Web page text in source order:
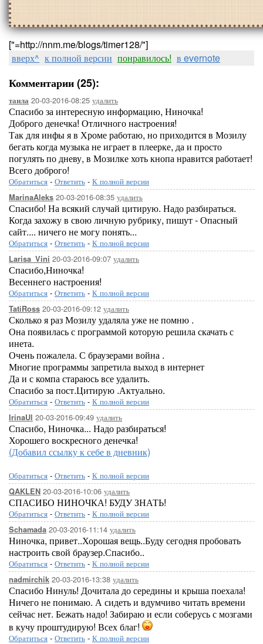
["=http://nnm.me/blogs/timer128/"]
вверх^ к полной версии понравилось! в evernote
Комментарии (25):
таила 20-03-2016-08:25 удалить
Спасибо за интересную информацию, Ниночка!
Доброго денечка! Отличного настроения!
Так для инфы я в Хроме работаю, но приходится в Мозилу
бегать когда музыка не играет в плеерке, да и просто
погулять по дневу, в Мозилке хоть кнопа нравится работает!
Всего доброго!
Обратиться - Ответить - К полной версии
MarinaAleks 20-03-2016-08:35 удалить
Спасибо! На всякий случай цитирую. Надо разбираться.
Когда захожу в свою личную рубрику, пишут - Опасный
сайт.... ничего не могу понять...
Обратиться - Ответить - К полной версии
Larisa_Vini 20-03-2016-09:07 удалить
Спасибо,Ниночка!
Весеннего настроения!
Обратиться - Ответить - К полной версии
TatiRoss 20-03-2016-09:12 удалить
Сколько я раз Мозилу удаляла уже не помню .
Она появилась с программой которую решила скачать с
инета.
Очень пожалела. С браузерами война .
Многие программы запретила выход в интернет
Да и с компа стараюсь все удалить.
Спасибо за пост.Цитирую .Актуально.
Обратиться - Ответить - К полной версии
IrinaUl 20-03-2016-09:49 удалить
Спасибо, Ниночка... Надо разбираться!
Хорошего воскресного денечка!
(Добавил ссылку к себе в дневник)
Обратиться - Ответить - К полной версии
QAKLEN 20-03-2016-10:06 удалить
СПАСИБО НИНОЧКА! БУДУ ЗНАТЬ!
Обратиться - Ответить - К полной версии
Schamada 20-03-2016-11:14 удалить
Ниночка, привет..Хорошая вещь..Буду сегодня пробовать
настроить свой браузер.Спасибо..
Обратиться - Ответить - К полной версии
nadmirchik 20-03-2016-13:38 удалить
Спасибо Нинуль! Дочитала до середины и крыша поехала!
Ничего не понимаю. А сидеть и вдумчиво читать времени
сейчас нет. Бежать надо! Забираю и если соберусь с мозгами
в кучу проштудирую! Всех благ!
Обратиться - Ответить - К полной версии